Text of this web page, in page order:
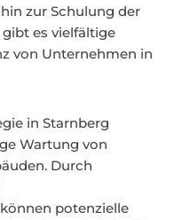
zur Schulung der
es vielfältige
von Unternehmen in
in Starnberg
Wartung von
Durch
potenzielle